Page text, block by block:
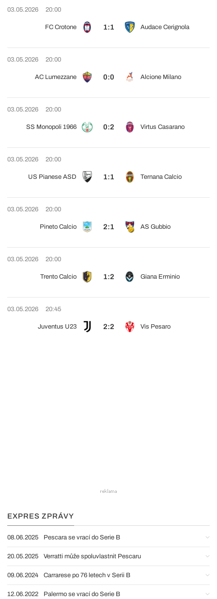
03.05.2026 20:00
FC Crotone 1:1 Audace Cerignola
03.05.2026 20:00
AC Lumezzane 0:0 Alcione Milano
03.05.2026 20:00
SS Monopoli 1966 0:2 Virtus Casarano
03.05.2026 20:00
US Pianese ASD 1:1 Ternana Calcio
03.05.2026 20:00
Pineto Calcio 2:1 AS Gubbio
03.05.2026 20:00
Trento Calcio 1:2 Giana Erminio
03.05.2026 20:45
Juventus U23 2:2 Vis Pesaro
EXPRES ZPRÁVY
08.06.2025 Pescara se vrací do Serie B
20.05.2025 Verratti může spoluvlastnit Pescaru
09.06.2024 Carrarese po 76 letech v Serii B
12.06.2022 Palermo se vrací do Serie B